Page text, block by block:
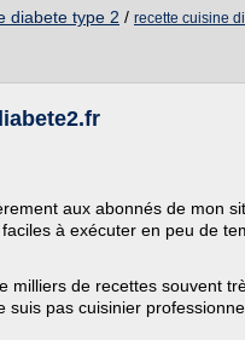
diabete type 2 / recette cuisine
aux abonnés de mon
à exécuter en peu de
de recettes souvent
suis pas cuisinier